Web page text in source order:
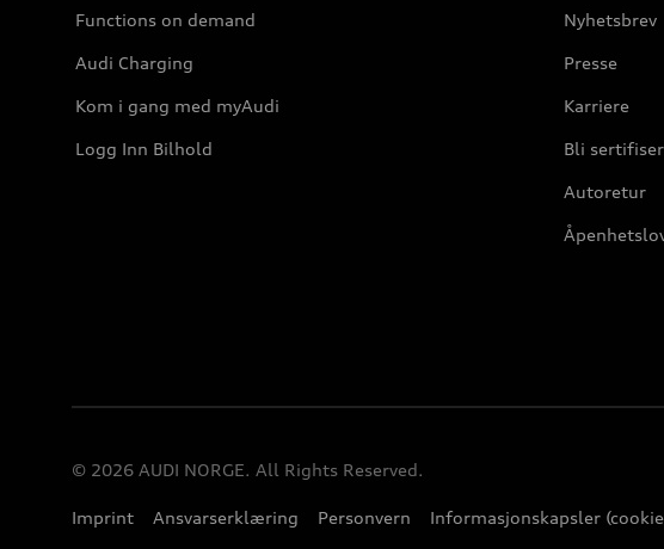
Functions on demand
Audi Charging
Kom i gang med myAudi
Logg Inn Bilhold
Nyhetsbrev
Presse
Karriere
Bli
Autoretur
© 2026 AUDI NORGE. All Rights Reserved.
Imprint Ansvarserklæring Personvern Informasjonskapsler